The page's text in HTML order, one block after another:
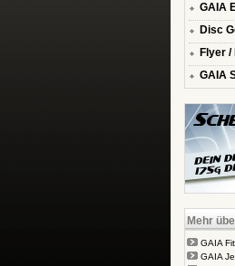
GAIA
Disc
Flyer /
GAIA
Mehr
GAIA
GAIA